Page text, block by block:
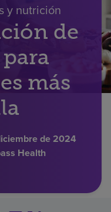
o
y nutrición
de
más
de 2024
Health